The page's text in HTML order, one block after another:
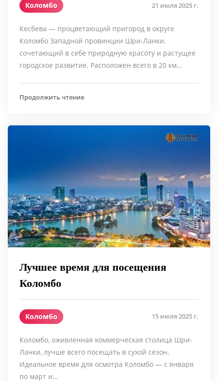
Коломбо 21 июля 2025 г.
Кесбева — процветающий пригород в округе
Коломбо Западной провинции Шри-Ланки,
сочетающий в себе природную красоту и растущее
городское развитие. Расположен всего в 20 км…
Продолжить чтение
Лучшее время для посещения
Коломбо
Коломбо 15 июля 2025 г.
Коломбо, оживленная коммерческая столица Шри-
Ланки, лучше всего посещать в сухой сезон.
Идеальное время для осмотра Коломбо — с января
по март и…